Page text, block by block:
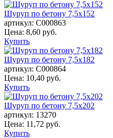
Шуруп по бетону 7,5х152
артикул: С000863
Цена: 8,60 руб.
Купить
Шуруп по бетону 7,5х182
артикул: С000864
Цена: 10,40 руб.
Купить
Шуруп по бетону 7,5х202
артикул: 13270
Цена: 11,72 руб.
Купить